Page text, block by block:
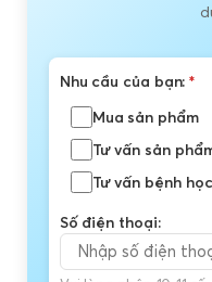
Nhu cầu của bạn:*
Mua sản phẩm
Tư vấn sản
Tư vấn bệnh học
Số điện thoại: